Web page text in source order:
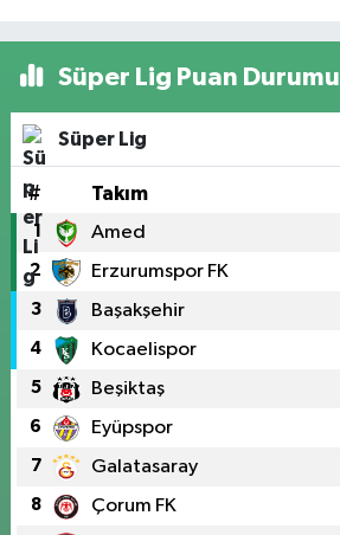
Süper Lig Puan Durumu
Süper Lig
# Takım
1 Amed
2 Erzurumspor FK
3 Başakşehir
4 Kocaelispor
5 Beşiktaş
6 Eyüpspor
7 Galatasaray
8 Çorum FK